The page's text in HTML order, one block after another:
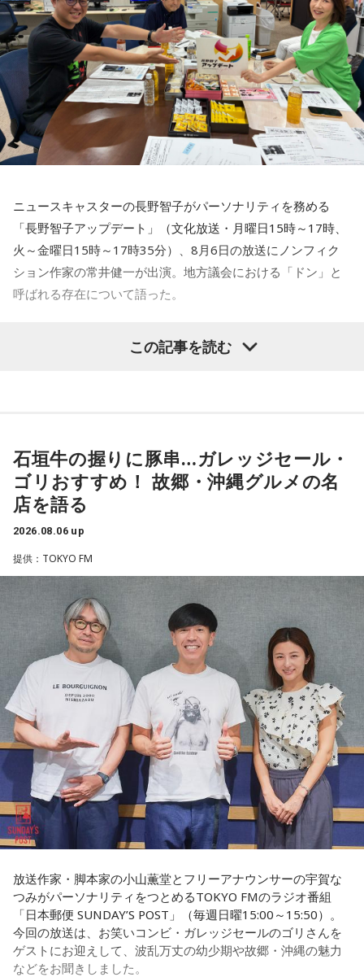
番組名：SCHOOL OF LOCK!
パーソナリティ：アンジー校長（アンジェリーナ1/3・
Gacharic Spin）、たんぼ教頭（溝上たんぼ）
放送日時：月曜～木曜 22:00～23:55／金曜 22:00～22:55
番組Webサイト：https://www.tfm.co.jp/lock/
番組公式X：@sol_info
力を持ったのか。きょうは福岡を入口に、全国に共通するド
ンの条件を探ります。私、10年ほど前に全国各地の地方選挙
を取材していたとき、どこへ行ってもドンと呼ばれる地元の
権力者がいたんですね。どういう人かというと、だいたい経
済力があって抜群に選挙が強くて。地元の首長や国会議員よ
りも発言力がある人です」
長野「はい」
常井「中には、かつての野中広務さんや森山𥙿さんのように
50を過ぎてから国政に進んだドンもいる。ではどういった状
況がそろうとドンが生まれるか。第1の条件は、圧倒的な他薦
です。藏内さんって県議10期。40年近く県議会にいるわけで
す」
や予算だけではない。県内すべての選挙で誰に自民党の公認
や推薦を出すのか、という決定権を握っている。あとは役
人、教職員、警察署員といった地方公務員の人事にも影響力
を発揮することがあります」
長野「はい」
「人事の季節になるとドンの自宅に行列ができる、と言
われるんですね。別の地域で聴いた話ですが、ドンの家に入
ると、その訪問客は茶封筒を机の上にソッと出します。そし
てドンはポン、ポン、ポン、と手を当てて厚さを確かめる。
そのままスーッと返す。返された側は帰りがけ、広いお庭の
中にあるお社に両手を合わせ、賽銭箱に封筒を置いていく、
と。こういう逸話がまことしやかに語られること自体が、ド
ンの権力を大きくしているんですね。直接、命令しなくても
周りが勝手に忖度して動く、というのがドンの世界です」
長野 「こういうドンが全国にいる、というわけですね」
さんはどういう位置づけか。麻生さん、武田さん、かつては
古賀誠さん、山崎拓さん、村上正邦さん、といった方も。大
物が同じ県内にたくさんいることが、ドンを生み出す第2の条
件です」
ニュースキャスターの長野智子がパーソナリティを務める
「長野智子アップデート」（文化放送・月曜日15時～17時、
火～金曜日15時～17時35分）、8月6日の放送にノンフィク
ション作家の常井健一が出演。地方議会における「ドン」と
呼ばれる存在について語った。
鈴木敏夫（文化放送解説委員）
「福岡県議会で浮上した、議
長ポストをめぐる現金授受疑惑です。その渦中にいる藏内勇
常井健一「『ドン』はスペイン語に由来する外来語です。ボ
スよりもさらにスケールの大きな権力者を示す言葉として定
着しました。いま、ドンとして注目されるのが福岡県議会の
藏内議長。福岡県内には一昔前から『福岡三国志』という言
葉がありまして。現在は麻生太郎さん、武田良太さん、そし
て藏内さんが熾烈な権力闘争を繰り広げています」
「藏内さんだけ県議、ということですね」
常井「なぜ1人の地方議員が永田町の大物にも匹敵する大きな
力を持ったのか。きょうは福岡を入口に、全国に共通するド
ンの条件を探ります。私、10年ほど前に全国各地の地方選挙
を取材していたとき、どこへ行ってもドンと呼ばれる地元の
権力者がいたんですね。どういう人かというと、だいたい経
済力があって抜群に選挙が強くて。地元の首長や国会議員よ
りも発言力がある人です」
長野「はい」
常井 「中には、かつての野中広務さんや森山𥙿さんのように
50を過ぎてから国政に進んだドンもいる。ではどういった状
況がそろうとドンが生まれるか。第1の条件は、圧倒的な他薦
です。藏内さんって県議10期。40年近く県議会にいるわけで
す」
この記事を読む
石垣牛の握りに豚串…ガレッジセール・
ゴリおすすめ！ 故郷・沖縄グルメの名
店を語る
2026.08.06 up
提供：TOKYO FM
放送作家・脚本家の小山薫堂とフリーアナウンサーの宇賀な
つみがパーソナリティをつとめるTOKYO FMのラジオ番組
「日本郵便 SUNDAY’S POST」（毎週日曜15:00～15:50）。
今回の放送は、お笑いコンビ・ガレッジセールのゴリさんを
ゲストにお迎えして、波乱万丈の幼少期や故郷・沖縄の魅力
などをお聞きしました。